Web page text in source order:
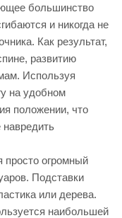
большинство
и никогда не
Как результат,
развитию
Используя
на удобном
положении, что
навредить
просто огромный
Подставки
или дерева.
наибольшей